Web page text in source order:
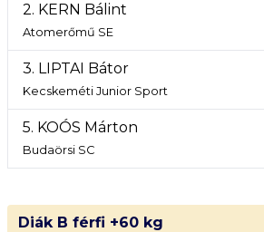
2. KERN Bálint
Atomerőmű SE
3. LIPTAI Bátor
Kecskeméti Junior Sport
5. KOÓS Márton
Budaörsi SC
Diák B férfi +60 kg